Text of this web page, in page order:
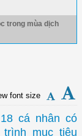
trong mùa dịch
font size
cá nhân có
mục tiêu